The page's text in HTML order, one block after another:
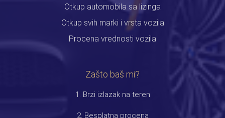
Otkup automobila sa lizinga
Otkup svih marki i vrsta vozila
Procena vrednosti vozila
Zašto baš mi?
1. Brzi izlazak na teren
2. Besplatna procena